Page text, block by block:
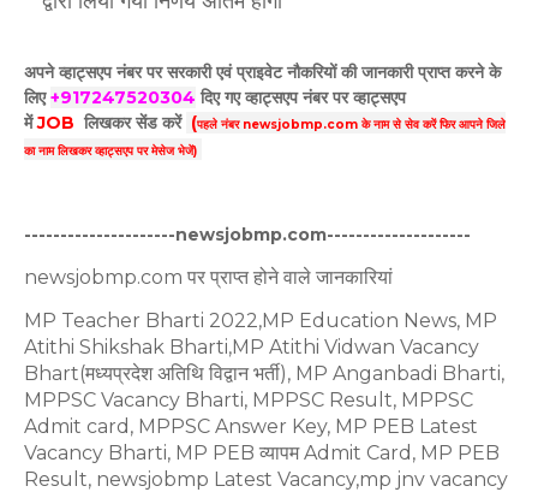
अपने व्हाट्सएप नंबर पर सरकारी एवं प्राइवेट नौकरियों की जानकारी प्राप्त करने के
लिए+917247520304 दिए गएव्हाट्सएपनंबर पर व्हाट्सएप
मेंJOB लिखकर सेंड करें (पहले नंबर newsjobmp.com के नाम से सेव करें फिर आपनेजिले
का नाम लिखकर व्हाट्सएप पर मेसेज भेजें)
---------------------newsjobmp.com--------------------
newsjobmp.com पर प्राप्त होने वाले जानकारियां
MP Teacher Bharti 2022,MP Education News, MP
Atithi Shikshak Bharti,MP Atithi Vidwan Vacancy
Bhart(मध्यप्रदेश अतिथि विद्वान भर्ती), MP Anganbadi Bharti,
MPPSC Vacancy Bharti, MPPSC Result, MPPSC
Admit card, MPPSC Answer Key, MP PEB Latest
Vacancy Bharti, MP PEB व्यापम Admit Card, MP PEB
Result, newsjobmp Latest Vacancy,mp jnv vacancy